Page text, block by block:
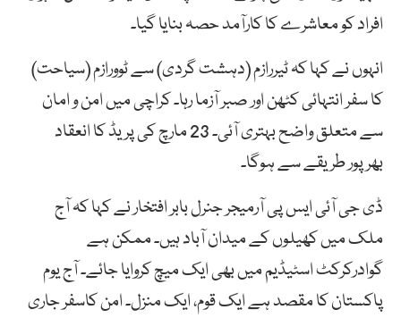
افراد کو معاشرے کا کارآمد حصہ بنایا گیا۔
انہوں نے کہا کہ ٹیررازم (دہشت گردی) سے ٹوورازم (سیاحت)
کا سفر انتہائی کٹھن اور صبر آزما رہا۔ کراچی میں امن و امان
سے متعلق واضح بہتری آئی۔ 23 مارچ کی پریڈ کا انعقاد
بھرپور طریقے سے ہوگا۔
ڈی جی آئی ایس پی آرمیجر جنرل بابر افتخار نے کہا کہ آج
ملک میں کھیلوں کے میدان آباد ہیں۔ ممکن ہے
گوادرکرکٹ اسٹیڈیم میں بھی ایک میچ کروایا جائے۔ آج یوم
پاکستان کا مقصد ہے ایک قوم، ایک منزل۔ امن کاسفر جاری